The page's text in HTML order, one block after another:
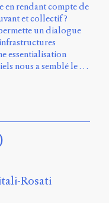
en rendant compte de
et collectif ?
un dialogue
essentialisation
nous a semblé le …
Rosati